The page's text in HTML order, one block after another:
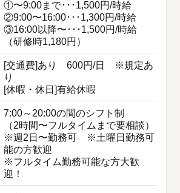
①〜9:00まで･･･1,500円/時給
②9:00〜16:00･･･1,300円/時給
③16:00以降〜･･･1,500円/時給
（研修時1,180円）
[交通費]あり 600円/日 ※規定あ
り
[休暇・休日]有給休暇
7:00～20:00の間のシフト制
（2時間〜フルタイムまで要相談）
※週2日〜勤務可 ※土曜日勤務可
能の方歓迎
※フルタイム勤務可能な方大歓
迎！